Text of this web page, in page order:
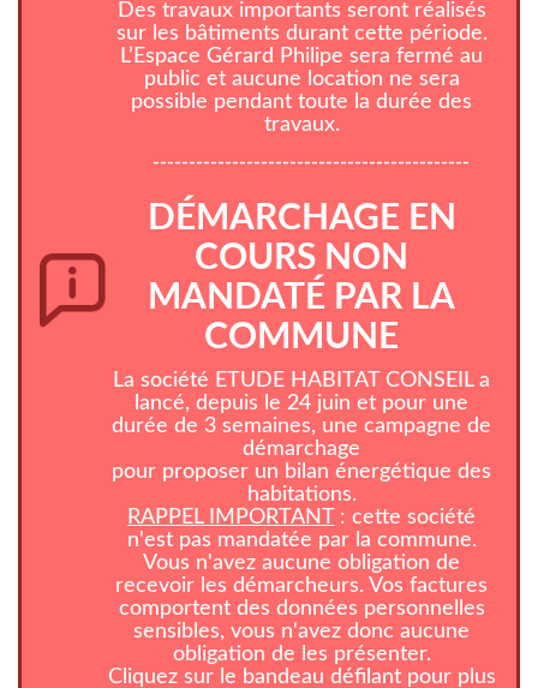
Des travaux importants seront réalisés
sur les bâtiments durant cette période.
L’Espace Gérard Philipe sera fermé au
public et aucune location ne sera
possible pendant toute la durée des
travaux.
--------------------------------------------
DÉMARCHAGE EN
COURS NON
MANDATÉ PAR LA
COMMUNE
La société ETUDE HABITAT CONSEIL a
lancé, depuis le 24 juin et pour une
durée de 3 semaines, une campagne de
démarchage
pour proposer un bilan énergétique des
habitations.
RAPPEL IMPORTANT : cette société
n'est pas mandatée par la commune.
Vous n'avez aucune obligation de
recevoir les démarcheurs. Vos factures
comportent des données personnelles
sensibles, vous n'avez donc aucune
obligation de les présenter.
Cliquez sur le bandeau défilant pour plus